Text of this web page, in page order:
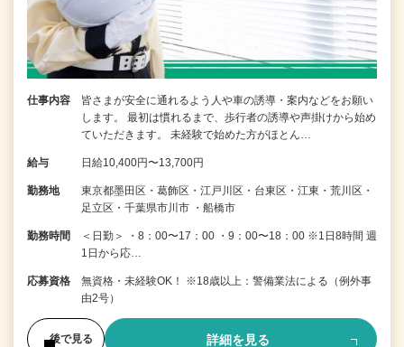
仕事内容
皆さまが安全に通れるよう人や車の誘導・案内などをお願い
します。 最初は慣れるまで、歩行者の誘導や声掛けから始め
ていただきます。 未経験で始めた方がほとん…
給与 日給10,400円〜13,700円
勤務地
東京都墨田区・葛飾区・江戸川区・台東区・江東・荒川区・
足立区・千葉県市川市 ・船橋市
勤務時間
＜日勤＞ ・8：00〜17：00 ・9：00〜18：00 ※1日8時間 週
1日から応…
応募資格
無資格・未経験OK！ ※18歳以上：警備業法による（例外事
由2号）
後で見る 詳細を見る